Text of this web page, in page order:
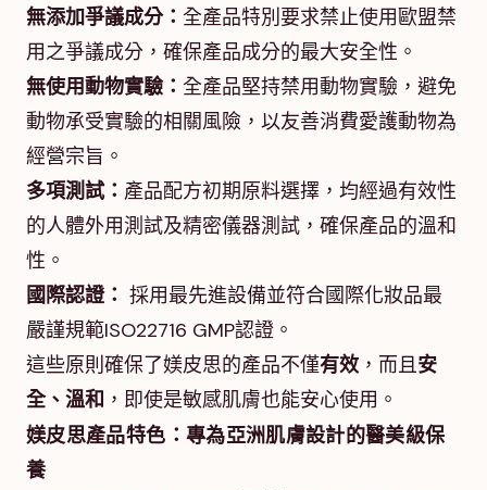
無添加爭議成分： 全產品特別要求禁止使用歐盟禁
用之爭議成分，確保產品成分的最大安全性。
無使用動物實驗： 全產品堅持禁用動物實驗，避免
動物承受實驗的相關風險，以友善消費愛護動物為
經營宗旨。
多項測試： 產品配方初期原料選擇，均經過有效性
的人體外用測試及精密儀器測試，確保產品的溫和
性。
國際認證： 採用最先進設備並符合國際化妝品最
嚴謹規範ISO22716 GMP認證。
這些原則確保了媄皮思的產品不僅有效，而且安
全、溫和 ，即使是敏感肌膚也能安心使用。
媄皮思產品特色：專為亞洲肌膚設計的醫美級保
養